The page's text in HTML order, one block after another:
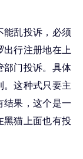
能乱投诉，必须
出行注册地在上
部门投诉。具体
。这种式只要主
结果，这个是一
黑猫上面也有投